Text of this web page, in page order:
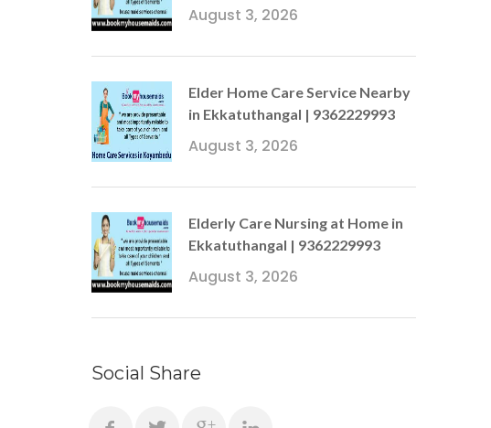
August 3, 2026
Elder Home Care Service Nearby
in Ekkatuthangal | 9362229993
August 3, 2026
Elderly Care Nursing at Home in
Ekkatuthangal | 9362229993
August 3, 2026
Social Share